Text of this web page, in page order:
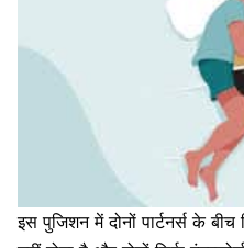
इस पुजिशन में दोनों पार्टनर्स के